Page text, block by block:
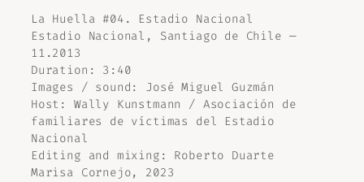
La Huella #04. Estadio Nacional
Estadio Nacional, Santiago de Chile —
11.2013
Duration: 3:40
Images / sound: José Miguel Guzmán
Host: Wally Kunstmann / Asociación de
familiares de víctimas del Estadio
Nacional
Editing and mixing: Roberto Duarte
Marisa Cornejo, 2023